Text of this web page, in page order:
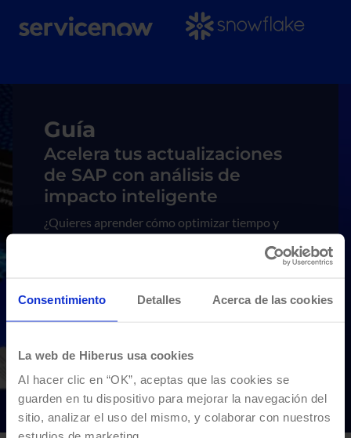
Consentimiento Detalles Acerca de las cookies
La web de Hiberus usa cookies
Al hacer clic en “OK”, aceptas que las cookies se
guarden en tu dispositivo para mejorar la navegación del
sitio, analizar el uso del mismo, y colaborar con nuestros
Guía
Acelera tus actualizaciones
de SAP con análisis de
impacto inteligente
¿Quieres aprender cómo optimizar tiempo y
implementando servicios QA? Descubre las
calidad a través del testing en esta guía
Descargar la guía